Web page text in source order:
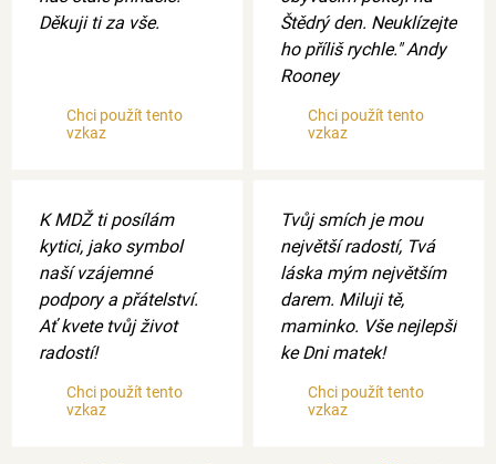
Děkuji ti za vše.
Chci použít tento
vzkaz
Štědrý den. Neuklízejte
ho příliš rychle." Andy
Rooney
Chci použít tento
vzkaz
K MDŽ ti posílám
kytici, jako symbol
naší vzájemné
podpory a přátelství.
Ať kvete tvůj život
radostí!
Chci použít tento
vzkaz
Tvůj smích je mou
největší radostí, Tvá
láska mým největším
darem. Miluji tě,
maminko. Vše nejlepší
ke Dni matek!
Chci použít tento
vzkaz